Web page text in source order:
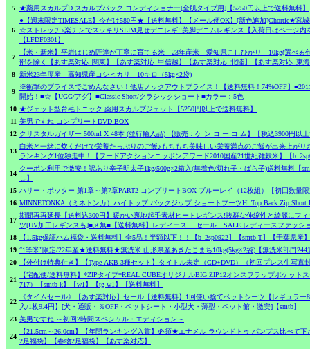
5
★薬用スカルプD スカルプパック コンディショナー[全肌タイプ用]【5250円以上で送料無料】
6
●【週末限定TIMESALE】今だけ580円★【送料無料】【メール便OK】[新色追加]Chortie★宮
☆ストレッチ♪楽チンでスッキリSLIM見せデニレギ!!美脚デニムレギンス【入荷日はページ内
【LFDF0301】
7
【米・新米】平岩はじめ匠達が丁寧に育てる米 23年産米 愛知県こしひかり 10kg(選べる
部を除く【あす楽対応_関東】【あす楽対応_甲信越】【あす楽対応_北陸】【あす楽対応_東
8 新米23年度産 高知県産コシヒカリ 10キロ（5kg×2袋)
9
※衝撃のプライスでごめんなさい！他店ノックアウトプライス！【送料無料！74%OFF】
開始！■☆【UGG/アグ】■Classic Short/クラシックショート■カラー：5色
10 ★ジェット型育毛トニック 薬用スカルプジェット【5250円以上で送料無料】
11 美男ですね コンプリートDVD-BOX
12 クリスタルガイザー 500ml X 48本 (並行輸入品) 【販売：ケ ン コ ー コ ム】【税込3900円以
13
白米と一緒に炊くだけで栄養たっぷりのご飯♪もちもち美味しい栄養満点のご飯が出来上がり
ランキング1位独走中！【フードアクションニッポンアワード2010国産21世紀雑穀米】【
14
クーポン利用で激安！訳あり辛子明太子1kg/500g×2箱入(無着色/切れ子・ばら子)送料無料【
し】
15 ハリー・ポッター 第1章～第7章PART2 コンプリートBOX ブルーレイ（12枚組）【初回数量
16 MINNETONKA（ミネトンカ）ハイトップ バックジップ ショートブーツHi Top Back Zip Short
17
期間再再延長【送料込300円】暖かい裏地起毛素材ヒートレギンス!抜群な伸縮性と綺麗にフ
ツ[UV加工レギンスも]■メ無■【送料無料】レディース セール SALE レディースファッショ
18
【1.5kg保証ハム福袋・送料無料】全5品！半額以下！！【b_2sp0922】【smtb-T】【千葉県産】
19 “1等米”限定/22年産★送料無料★無洗米 山形県産あきたこまち10kg(5kg×2袋)【無洗米部門244
20
【外付け特典付き】【Type-AKB 3種セット】タイトル未定（CD+DVD）（初回プレス生写真
21
【宅配便/送料無料】*ZIPタイプ*REAL CUBEオリジナルBIG ZIP12オンスフラップポケット
717）【smtb-k】【w1】【tg-w1】【送料無料】
22
《タイムセール》【あす楽対応】セール【送料無料】1回使い捨てペットシーツ【レギュラー
入/1枚9.4円】[犬・通販・％OFF・ペットシート・小型犬・薄型・ペット館・激安]【smtb】
23 美男ですね ～初回2時間スペシャル・エディション～
24
【21.5cm～26.0cm】【年間ランキング入賞】必須★エナメル ラウンドトゥ パンプス比べて
2足福袋】【春物2足福袋】【あす楽対応】